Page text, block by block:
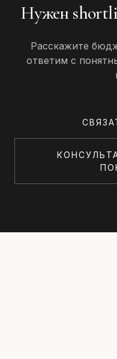
Нужен
Расскажите
ответим с